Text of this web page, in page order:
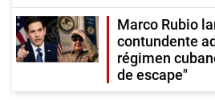
Marco Rubio
contundente
régimen
de escape"